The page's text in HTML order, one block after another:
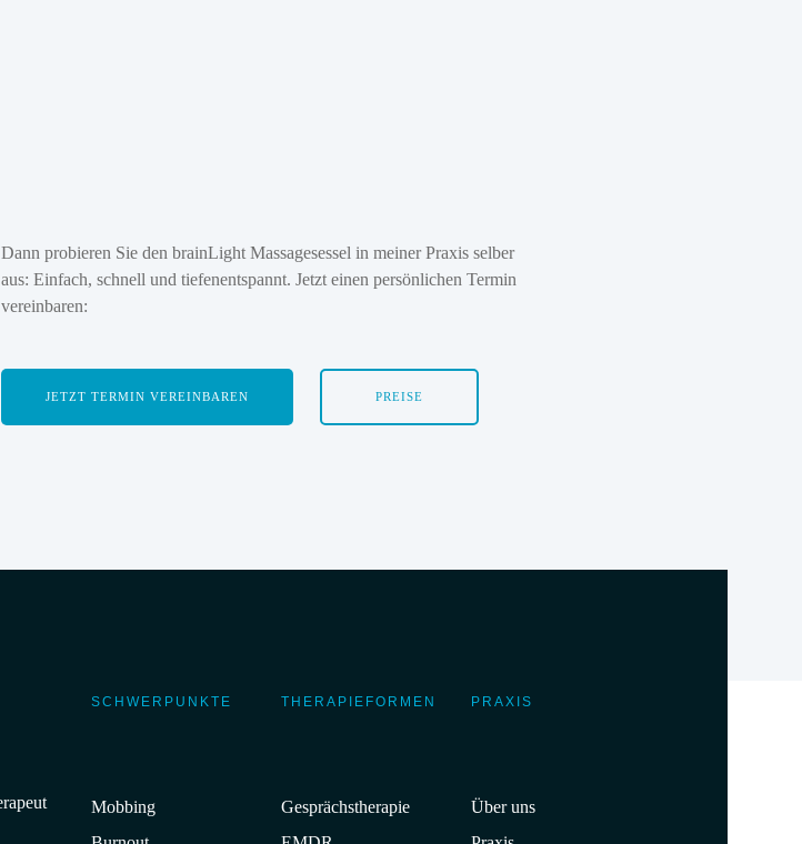
Dann probieren Sie den brainLight Massagesessel in meiner Praxis selber
aus: Einfach, schnell und tiefenentspannt. Jetzt einen persönlichen Termin
vereinbaren:
JETZT TERMIN VEREINBAREN PREISE
SCHWERPUNKTE
Mobbing
THERAPIEFORMEN
Gesprächstherapie
PRAXIS
Über uns